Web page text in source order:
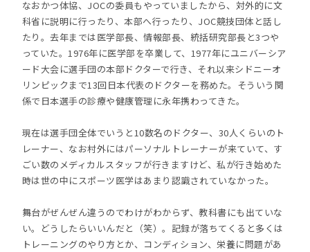
なおかつ体協、JOCの委員もやっていましたから、対外的に文
科省に説明に行ったり、本部へ行ったり、JOC競技団体と話し
たり。去年までは医学部長、情報部長、統括研究部長と3つや
っていた。1976年に医学部を卒業して、1977年にユニバーシア
ード大会に選手団の本部ドクターで行き、それ以来シドニーオ
リンピックまで13回日本代表のドクターを務めた。そういう関
係で日本選手の診療や健康管理に永年携わってきた。
現在は選手団全体でいうと10数名のドクター、30人くらいのト
レーナー、なお村外にはパーソナルトレーナーが来ていて、す
ごい数のメディカルスタッフが行きますけど、私が行き始めた
時は世の中にスポーツ医学はあまり認識されていなかった。
舞台がぜんぜん違うのでわけがわからず、教科書にも出ていな
い。どうしたらいいんだと（笑）。記録が落ちてくると多くは
トレーニングのやり方とか、コンディション、栄養に問題があ